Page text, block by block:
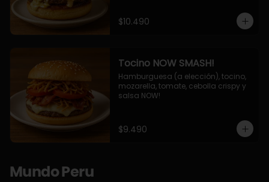
NOW!
$10.490
Tocino NOW SMASH!
Hamburguesa (a elección), tocino,
mozarella, tomate, cebolla crispy y
salsa NOW!
$9.490
Mundo Peru